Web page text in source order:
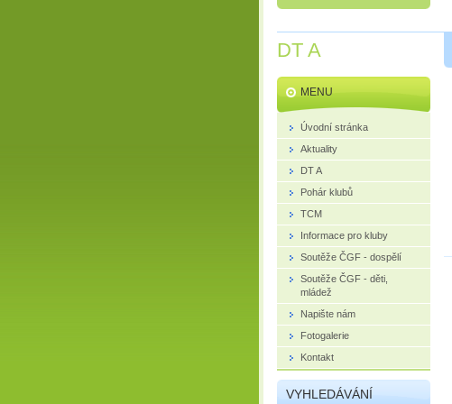
DT A
MENU
Úvodní stránka
Aktuality
DT A
Pohár klubů
TCM
Informace pro kluby
Soutěže ČGF - dospělí
Soutěže ČGF - děti,
mládež
Napište nám
Fotogalerie
Kontakt
VYHLEDÁVÁNÍ